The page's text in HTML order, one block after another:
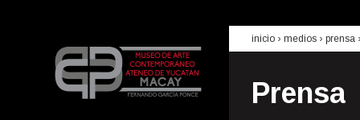
inicio › medios › prensa
Prensa